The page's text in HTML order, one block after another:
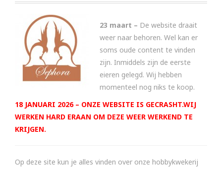
23 maart – De website draait
weer naar behoren. Wel kan er
soms oude content te vinden
zijn. Inmiddels zijn de eerste
eieren gelegd. Wij hebben
momenteel nog niks te koop.
18 JANUARI 2026 – ONZE WEBSITE IS GECRASHT.WIJ
WERKEN HARD ERAAN OM DEZE WEER WERKEND TE
KRIJGEN.
Op deze site kun je alles vinden over onze hobbykwekerij